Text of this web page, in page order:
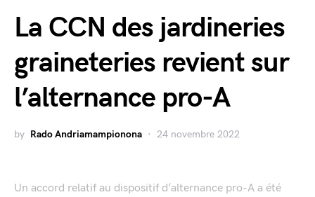
La CCN des jardineries
graineteries revient sur
l’alternance pro-A
by Rado Andriamampionona 24 novembre 2022
Un accord relatif au dispositif d’alternance pro-A a été